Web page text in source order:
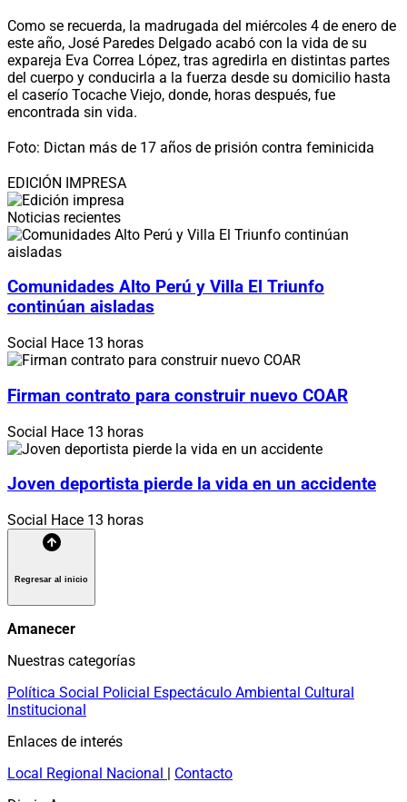
Como se recuerda, la madrugada del miércoles 4 de enero de
este año, José Paredes Delgado acabó con la vida de su
expareja Eva Correa López, tras agredirla en distintas partes
del cuerpo y conducirla a la fuerza desde su domicilio hasta
el caserío Tocache Viejo, donde, horas después, fue
encontrada sin vida.
Foto: Dictan más de 17 años de prisión contra feminicida
EDICIÓN IMPRESA
Noticias recientes
Comunidades Alto Perú y Villa El Triunfo
continúan aisladas
Social Hace 13 horas
Firman contrato para construir nuevo COAR
Social Hace 13 horas
Joven deportista pierde la vida en un accidente
Social Hace 13 horas
Regresar al inicio
Amanecer
Nuestras categorías
Política Social Policial Espectáculo Ambiental Cultural
Institucional
Enlaces de interés
Local Regional Nacional | Contacto